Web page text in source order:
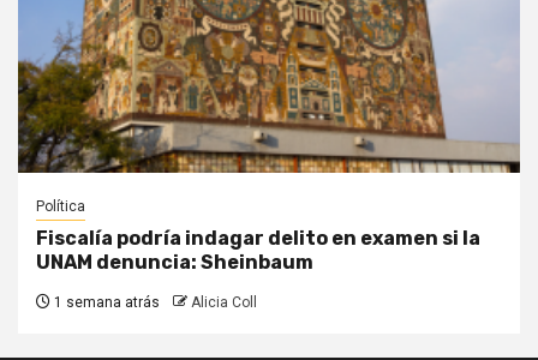
Política
Fiscalía podría indagar delito en examen si la
UNAM denuncia: Sheinbaum
1 semana atrás Alicia Coll